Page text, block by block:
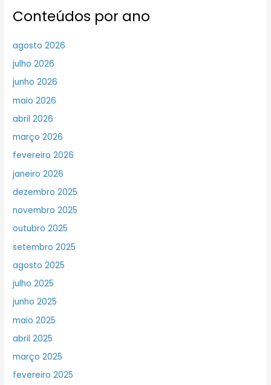
Conteúdos por ano
agosto 2026
julho 2026
junho 2026
maio 2026
abril 2026
março 2026
fevereiro 2026
janeiro 2026
dezembro 2025
novembro 2025
outubro 2025
setembro 2025
agosto 2025
julho 2025
junho 2025
maio 2025
abril 2025
março 2025
fevereiro 2025